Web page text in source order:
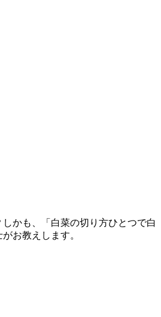
かも、「白菜の切り方ひとつで白
お教えします。